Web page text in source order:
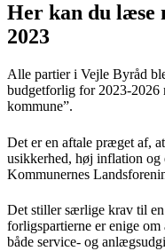
Her kan du læse
2023
Alle partier i Vejle Byråd
budgetforlig for 2023-
kommune”.
Det er en aftale præget af,
usikkerhed, høj inflation og
Kommunernes
Det stiller særlige krav til
forligspartierne er enige
både service- og